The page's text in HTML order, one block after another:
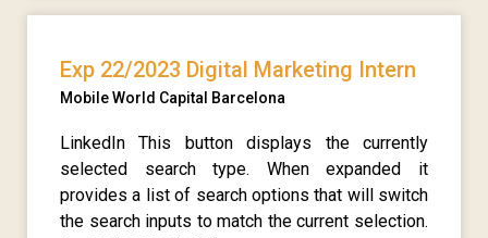
Exp 22/2023 Digital Marketing Intern
Mobile World Capital Barcelona
LinkedIn This button displays the currently
selected search type. When expanded it
provides a list of search options that will switch
the search inputs to match the current selection.